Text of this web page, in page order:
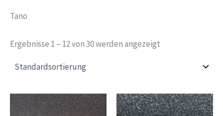
Tano
Ergebnisse 1 – 12 von 30 werden angezeigt